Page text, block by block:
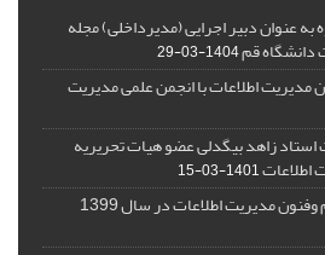
به عنوان دبیر اجرایی (مدیرداخلی) مجله
دانشگاه قم1404-03-29
مدیریت اطلاعات با انجمن علمی مدیریت
زاهد بیگدلی عضو هیات تحریریه
اطلاعات1401-03-15
مدیریت اطلاعات در سال 1399